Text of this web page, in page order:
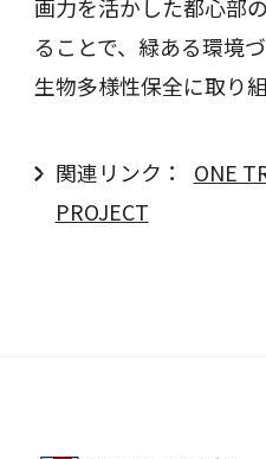
画力を活かした都心部
ることで、緑ある環境
生物多様性保全に取り組
関連リンク：
ONE
PROJECT